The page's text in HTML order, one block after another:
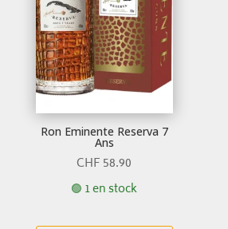
Ron Eminente Reserva 7
Ans
CHF 58.90
🟢 1 en stock